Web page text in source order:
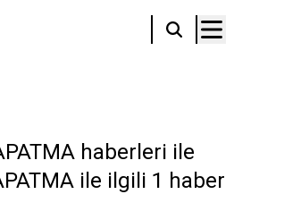
haberleri ile
ile ilgili 1 haber